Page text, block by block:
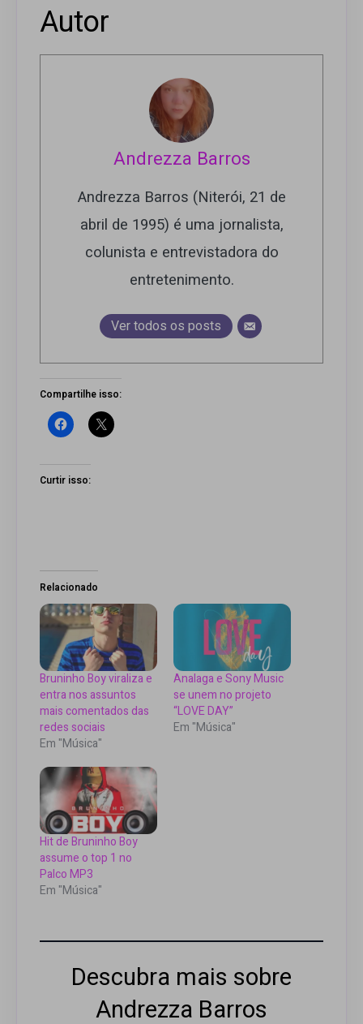
Autor
Andrezza Barros
Andrezza Barros (Niterói, 21 de
abril de 1995) é uma jornalista,
colunista e entrevistadora do
entretenimento.
Ver todos os posts
Compartilhe isso:
Curtir isso:
Relacionado
Bruninho Boy viraliza e
entra nos assuntos
mais comentados das
redes sociais
Em "Música"
Analaga e Sony Music
se unem no projeto
“LOVE DAY”
Em "Música"
Hit de Bruninho Boy
assume o top 1 no
Palco MP3
Em "Música"
Descubra mais sobre
Andrezza Barros